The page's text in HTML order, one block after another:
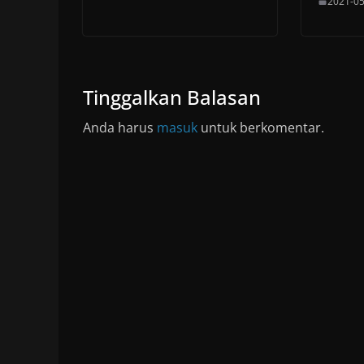
Tinggalkan Balasan
Anda harus masuk untuk berkomentar.